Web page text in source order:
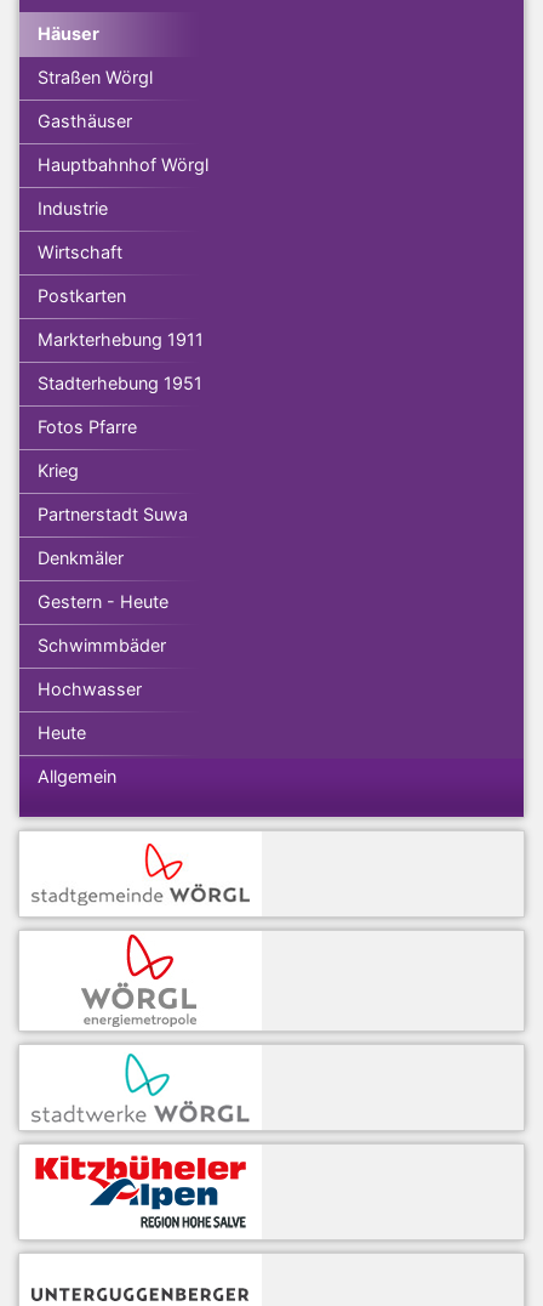
Häuser
Straßen Wörgl
Gasthäuser
Hauptbahnhof Wörgl
Industrie
Wirtschaft
Postkarten
Markterhebung 1911
Stadterhebung 1951
Fotos Pfarre
Krieg
Partnerstadt Suwa
Denkmäler
Gestern - Heute
Schwimmbäder
Hochwasser
Heute
Allgemein